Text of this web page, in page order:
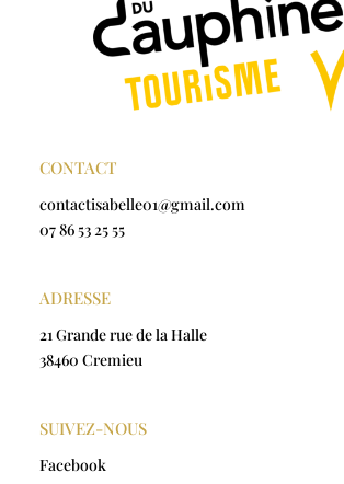
CONTACT
contactisabelle01@gmail.com
07 86 53 25 55
ADRESSE
21 Grande rue de la Halle
38460 Cremieu
SUIVEZ-NOUS
Facebook